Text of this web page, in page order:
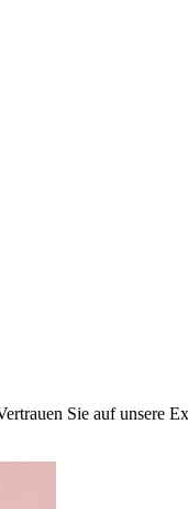
Sie auf unsere